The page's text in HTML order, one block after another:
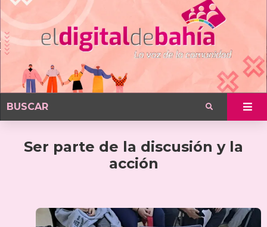
Ser parte de la discusión y la
acción